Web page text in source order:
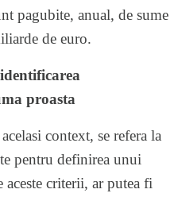
pagubite, anual, de sume
de euro.
proasta
context, se refera la
pentru definirea unui
criterii, ar putea fi